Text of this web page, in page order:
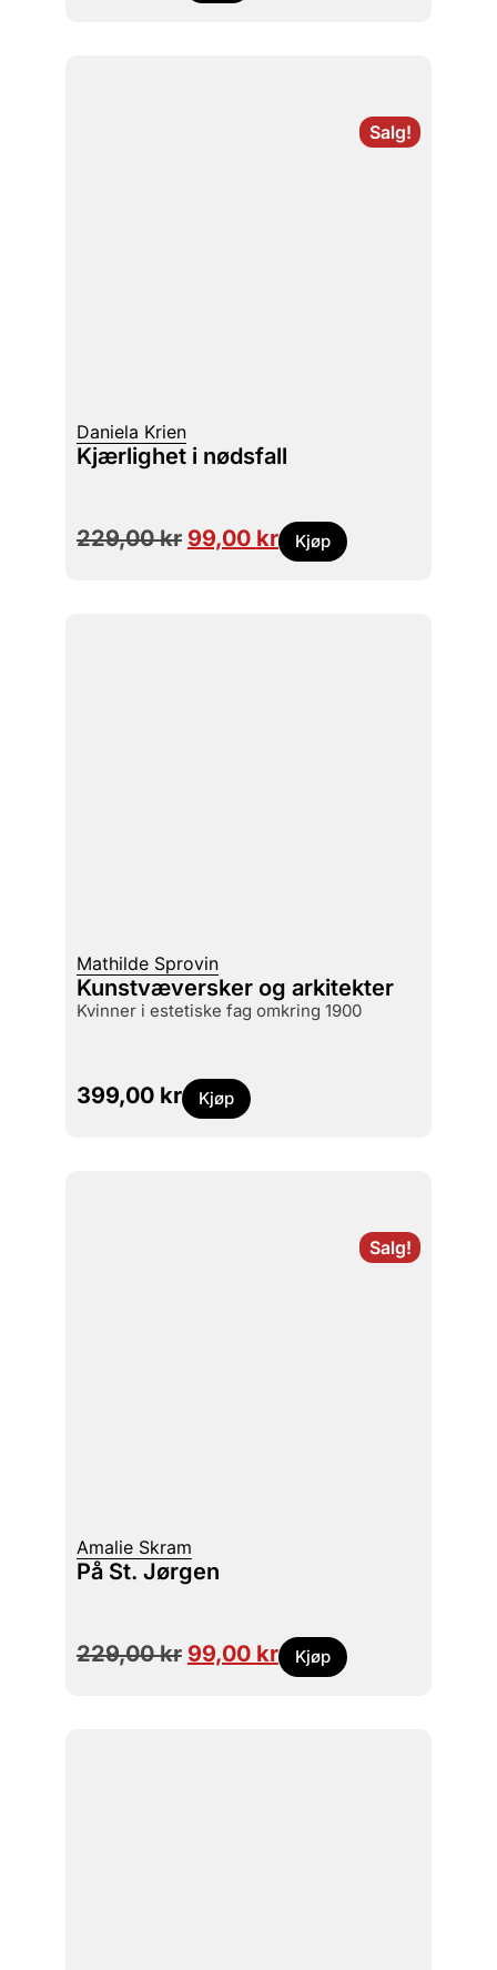
Salg!
Daniela Krien
Kjærlighet i nødsfall
229,00kr 99,00 kr Kjøp
Mathilde Sprovin
Kunstvæversker og arkitekter
kvinner i estetiske fag omkring 1900
399,00 kr Kjøp
Salg!
Amalie Skram
På St. Jørgen
229,00kr 99,00 kr Kjøp